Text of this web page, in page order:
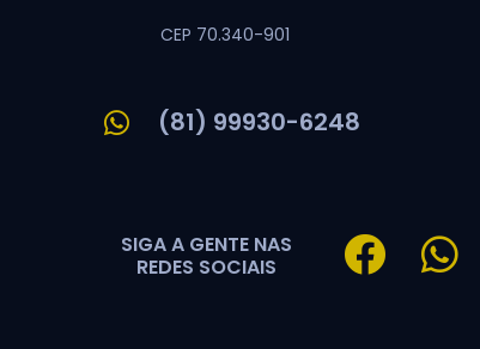
CEP 70.340-901
(81) 99930-6248
SIGA A GENTE NAS
REDES SOCIAIS